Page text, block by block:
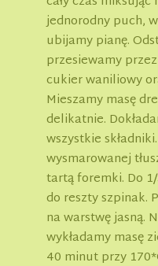
jednorodny puch,
ubijamy pianę.
przesiewamy
cukier waniliowy
Mieszamy masę
delikatnie.
wszystkie
wysmarowanej
tartą foremki. Do
do reszty szpinak.
na warstwę jasną.
wykładamy masę
40 minut przy